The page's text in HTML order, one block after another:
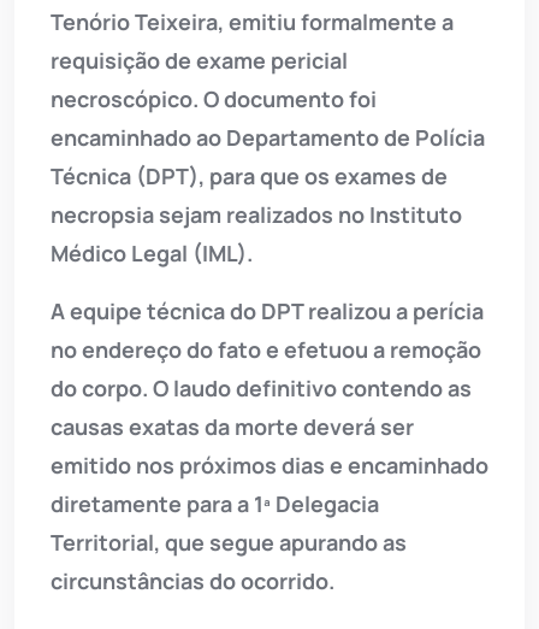
Tenório Teixeira, emitiu formalmente a
requisição de exame pericial
necroscópico. O documento foi
encaminhado ao Departamento de Polícia
Técnica (DPT), para que os exames de
necropsia sejam realizados no Instituto
Médico Legal (IML).
A equipe técnica do DPT realizou a perícia
no endereço do fato e efetuou a remoção
do corpo. O laudo definitivo contendo as
causas exatas da morte deverá ser
emitido nos próximos dias e encaminhado
diretamente para a 1ª Delegacia
Territorial, que segue apurando as
circunstâncias do ocorrido.